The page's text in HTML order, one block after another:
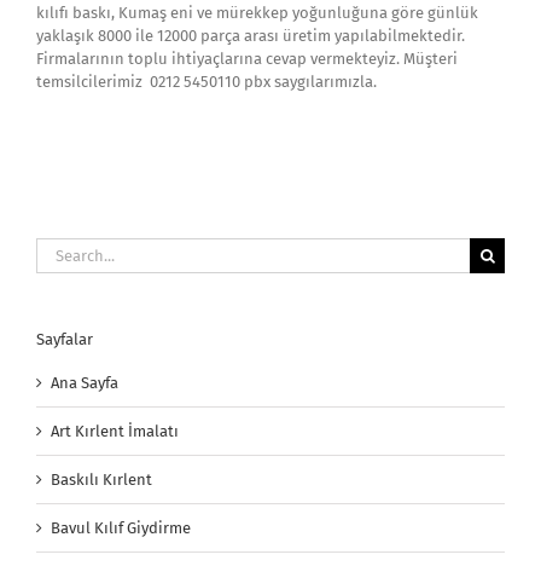
kılıfı baskı, Kumaş eni ve mürekkep yoğunluğuna göre günlük
yaklaşık 8000 ile 12000 parça arası üretim yapılabilmektedir.
Firmalarının toplu ihtiyaçlarına cevap vermekteyiz. Müşteri
temsilcilerimiz 0212 5450110 pbx saygılarımızla.
Search
for:
Sayfalar
Ana Sayfa
Art Kırlent İmalatı
Baskılı Kırlent
Bavul Kılıf Giydirme